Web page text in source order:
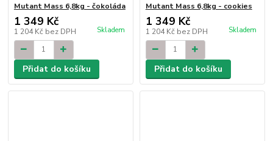
Mutant Mass 6,8kg - čokoláda
1 349 Kč
1 204 Kč bez DPH Skladem
Přidat do košíku
Mutant Mass 6,8kg - cookies
1 349 Kč
1 204 Kč bez DPH Skladem
Přidat do košíku